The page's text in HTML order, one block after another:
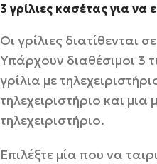
3 γρίλιες κασέτας για να
Οι γρίλιες διατίθενται
Υπάρχουν διαθέσιμοι 3
γρίλια με
τηλεχειριστήριο και
τηλεχειριστήριο.
Επιλέξτε μία που να